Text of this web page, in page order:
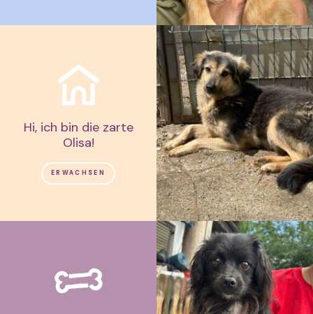
Hi, ich bin die zarte
Olisa!
ERWACHSEN